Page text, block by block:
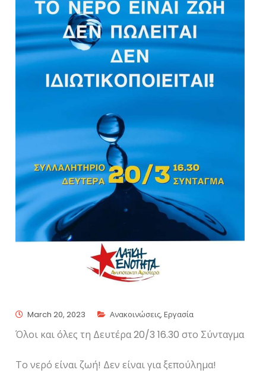
March 20, 2023 Ανακοινώσεις,Εργασία
Όλοι και όλες τη Δευτέρα 20/3 16.30 στο Σύνταγμα
Το νερό είναι ζωή! Δεν είναι για ξεπούλημα!